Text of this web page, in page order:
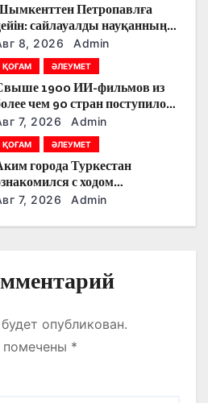
Петропавлға
сайлауалды науқанның
күнінде партияларды
тақырыптар
8, 2026 Admin
ҚОҒАМ ӘЛЕУМЕТ
1900 ИИ-фильмов из
чем 90 стран поступило
Astana AI Film Festival
7, 2026 Admin
ҚОҒАМ ӘЛЕУМЕТ
города Туркестан
с ходом
военного
7, 2026 Admin
опубликован.
помечены *